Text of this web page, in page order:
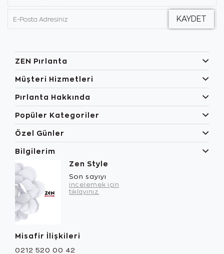
ZEN Pırlanta
Müşteri Hizmetleri
Pırlanta Hakkında
Popüler Kategoriler
Özel Günler
Bilgilerim
Zen Style
Son sayıyı
incelemek için
tıklayınız.
Misafir İlişkileri
0212 520 00 42